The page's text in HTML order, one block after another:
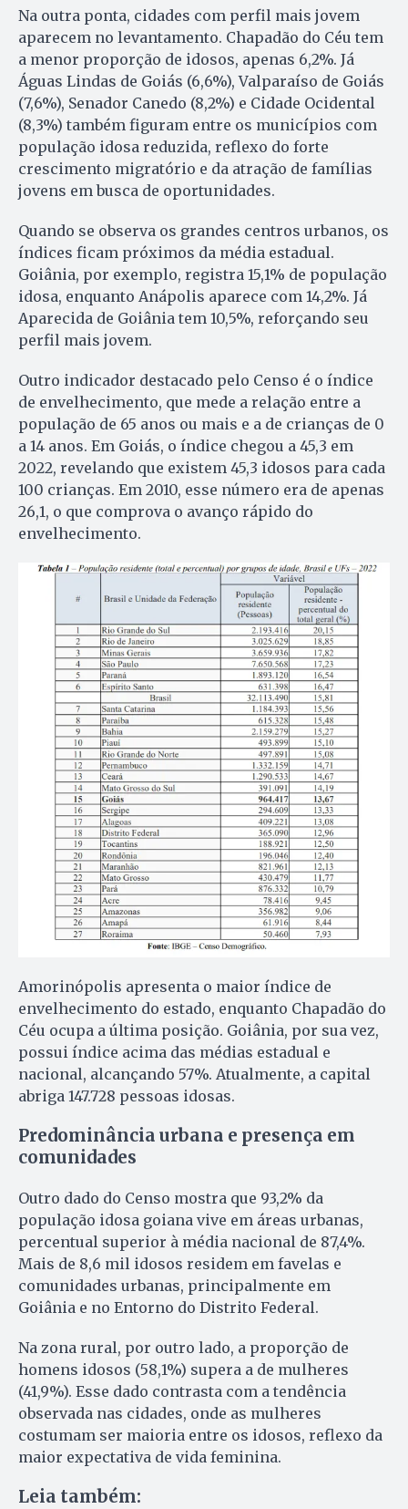
Na outra ponta, cidades com perfil mais jovem
aparecem no levantamento. Chapadão do Céu tem
a menor proporção de idosos, apenas 6,2%. Já
Águas Lindas de Goiás (6,6%), Valparaíso de Goiás
(7,6%), Senador Canedo (8,2%) e Cidade Ocidental
(8,3%) também figuram entre os municípios com
população idosa reduzida, reflexo do forte
crescimento migratório e da atração de famílias
jovens em busca de oportunidades.
Quando se observa os grandes centros urbanos, os
índices ficam próximos da média estadual.
Goiânia, por exemplo, registra 15,1% de população
idosa, enquanto Anápolis aparece com 14,2%. Já
Aparecida de Goiânia tem 10,5%, reforçando seu
perfil mais jovem.
Outro indicador destacado pelo Censo é o índice
de envelhecimento, que mede a relação entre a
população de 65 anos ou mais e a de crianças de 0
a 14 anos. Em Goiás, o índice chegou a 45,3 em
2022, revelando que existem 45,3 idosos para cada
100 crianças. Em 2010, esse número era de apenas
26,1, o que comprova o avanço rápido do
envelhecimento.
Amorinópolis apresenta o maior índice de
envelhecimento do estado, enquanto Chapadão do
Céu ocupa a última posição. Goiânia, por sua vez,
possui índice acima das médias estadual e
nacional, alcançando 57%. Atualmente, a capital
abriga 147.728 pessoas idosas.
Predominância urbana e presença em
comunidades
Outro dado do Censo mostra que 93,2% da
população idosa goiana vive em áreas urbanas,
percentual superior à média nacional de 87,4%.
Mais de 8,6 mil idosos residem em favelas e
comunidades urbanas, principalmente em
Goiânia e no Entorno do Distrito Federal.
Na zona rural, por outro lado, a proporção de
homens idosos (58,1%) supera a de mulheres
(41,9%). Esse dado contrasta com a tendência
observada nas cidades, onde as mulheres
costumam ser maioria entre os idosos, reflexo da
maior expectativa de vida feminina.
Leia também: